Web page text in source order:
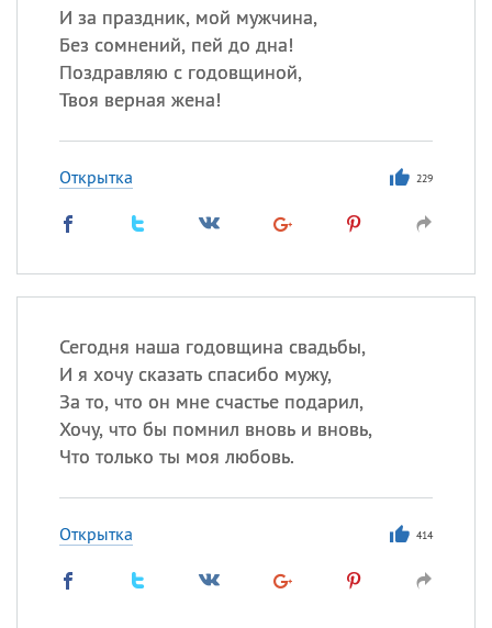
И за праздник, мой мужчина,
Без сомнений, пей до дна!
Поздравляю с годовщиной,
Твоя верная жена!
Открытка 229
Сегодня наша годовщина свадьбы,
И я хочу сказать спасибо мужу,
За то, что он мне счастье подарил,
Хочу, что бы помнил вновь и вновь,
Что только ты моя любовь.
Открытка 414